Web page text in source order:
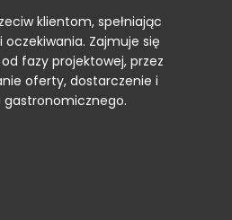
klientom, spełniając
Zajmuje się
fazy projektowej, przez
oferty, dostarczenie i